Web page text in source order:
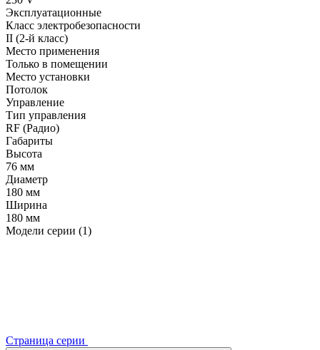
Эксплуатационные
Класс электробезопасности
II (2-й класс)
Место применения
Только в помещении
Место установки
Потолок
Управление
Тип управления
RF (Радио)
Габариты
Высота
76 мм
Диаметр
180 мм
Ширина
180 мм
Модели серии (1)
Страница серии